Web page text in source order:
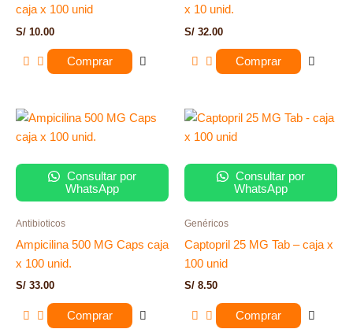
caja x 100 unid
S/ 10.00
Comprar
x 10 unid.
S/ 32.00
Comprar
Consultar por
WhatsApp
Antibioticos
Ampicilina 500 MG Caps caja
x 100 unid.
S/ 33.00
Comprar
Consultar por
WhatsApp
Genéricos
Captopril 25 MG Tab – caja x
100 unid
S/ 8.50
Comprar